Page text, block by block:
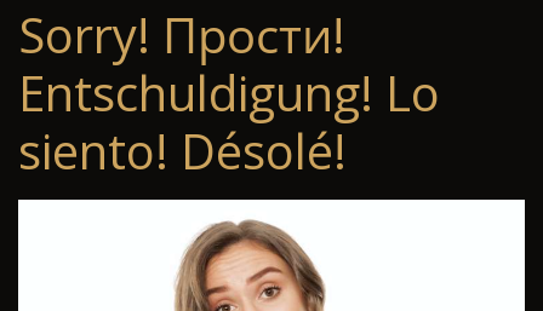
Sorry! Прости!
Entschuldigung! Lo
siento! Désolé!